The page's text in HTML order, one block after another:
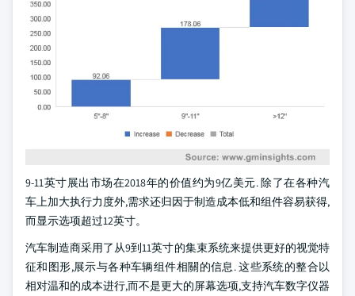
9-11英寸展出市场在2018年的价值约为9亿美元. 除了在各种汽
车上加大执行力度外,需求还归因于制造成本低和组件容易获得,
而显示选项超过12英寸。
汽车制造商采用了从9到11英寸的集束系统来提供更好的视觉特
征和图形,展示与各种车辆组件相關的信息. 这些系统的整合以
相对温和的成本进行,而不是更大的屏幕选项,支持汽车数字仪器